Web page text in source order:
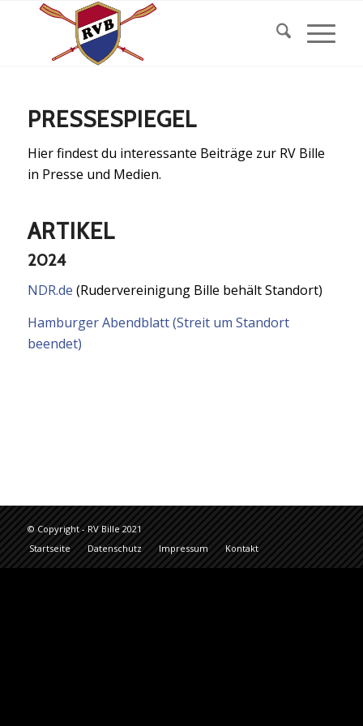
PRESSESPIEGEL
Hier findest du interessante Beiträge zur RV Bille
in Presse und Medien.
ARTIKEL
2024
NDR.de (Rudervereinigung Bille behält Standort)
Hamburger Abendblatt (Streit um Standort
beendet)
© Copyright - RV Bille 2021
Startseite
Datenschutz Impressum Kontakt